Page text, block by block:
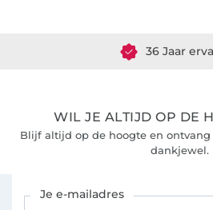
36 Jaar
WIL JE ALTIJD OP DE
Blijf altijd op de hoogte en ontvang
dankjewel.
Je e-mailadres